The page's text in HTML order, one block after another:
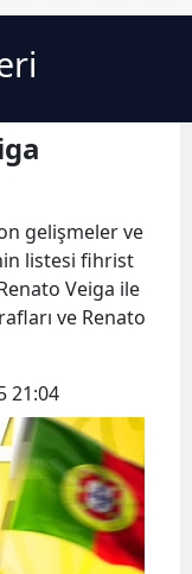
gelişmeler ve
listesi fihrist
Veiga ile
ve Renato
21:04